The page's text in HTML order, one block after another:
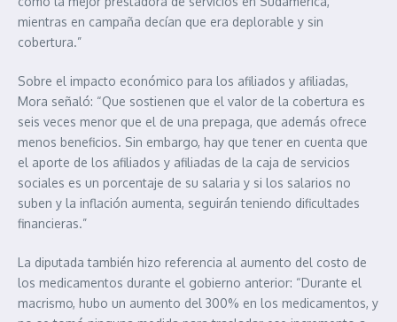
mientras en campaña decían que era deplorable y sin
cobertura.”
Sobre el impacto económico para los afiliados y afiliadas,
Mora señaló: “Que sostienen que el valor de la cobertura es
seis veces menor que el de una prepaga, que además ofrece
menos beneficios. Sin embargo, hay que tener en cuenta que
el aporte de los afiliados y afiliadas de la caja de servicios
sociales es un porcentaje de su salaria y si los salarios no
suben y la inflación aumenta, seguirán teniendo dificultades
financieras.”
La diputada también hizo referencia al aumento del costo de
los medicamentos durante el gobierno anterior: “Durante el
macrismo, hubo un aumento del 300% en los medicamentos, y